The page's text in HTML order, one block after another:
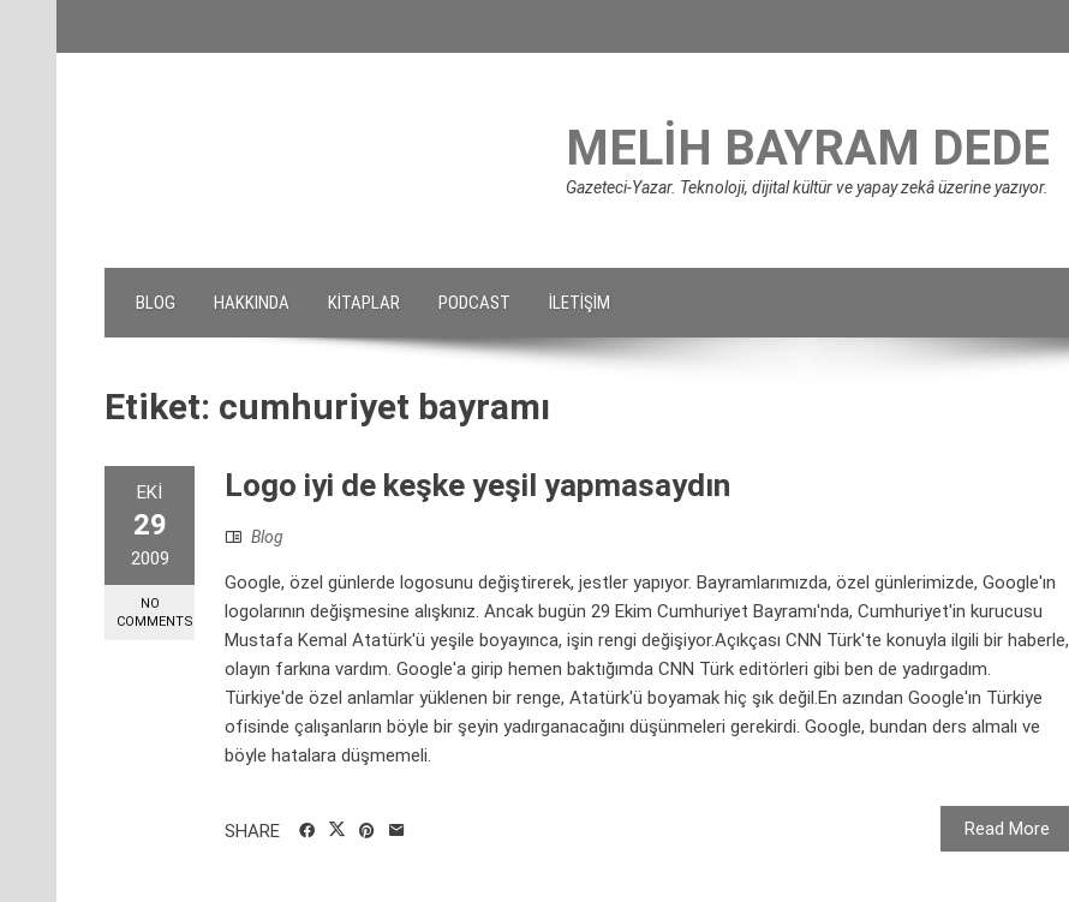
MELIH BAYRAM DEDE
Gazeteci-Yazar. Teknoloji, dijital kültür ve yapay zekâ üzerine yazıyor.
BLOG HAKKINDA KITAPLAR PODCAST İLETIŞIM
Etiket: cumhuriyet bayramı
EKI
29
2009
NO
COMMENTS
Logo iyi de keşke yeşil yapmasaydın
Blog
Google, özel günlerde logosunu değiştirerek, jestler yapıyor. Bayramlarımızda, özel günlerimizde, Google'ın
logolarının değişmesine alışkınız. Ancak bugün 29 Ekim Cumhuriyet Bayramı'nda, Cumhuriyet'in kurucusu
Mustafa Kemal Atatürk'ü yeşile boyayınca, işin rengi değişiyor.Açıkçası CNN Türk'te konuyla ilgili bir haberle,
olayın farkına vardım. Google'a girip hemen baktığımda CNN Türk editörleri gibi ben de yadırgadım.
Türkiye'de özel anlamlar yüklenen bir renge, Atatürk'ü boyamak hiç şık değil.En azından Google'ın Türkiye
ofisinde çalışanların böyle bir şeyin yadırganacağını düşünmeleri gerekirdi. Google, bundan ders almalı ve
böyle hatalara düşmemeli.
Read More
SHARE